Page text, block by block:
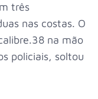
três
nas costas. O
na mão
policiais, soltou